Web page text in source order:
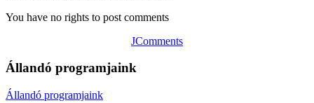
You have no rights to post comments
JComments
Állandó programjaink
Állandó programjaink